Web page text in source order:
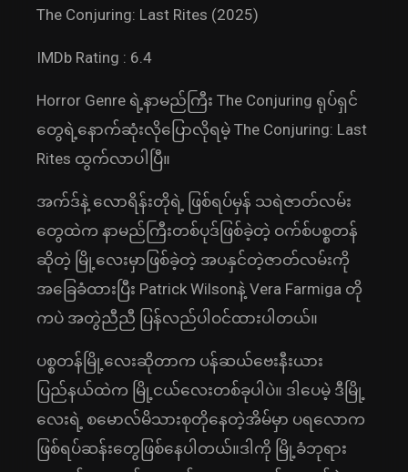
The Conjuring: Last Rites (2025)
IMDb Rating : 6.4
Horror Genre ရဲ့နာမည်ကြီး The Conjuring ရုပ်ရှင်
တွေရဲ့နောက်ဆုံးလိုပြောလိုရမဲ့ The Conjuring: Last
Rites ထွက်လာပါပြီ။
အက်ဒ်နဲ့ လောရိန်းတိုရဲ့ ဖြစ်ရပ်မှန် သရဲဇာတ်လမ်း
တွေထဲက နာမည်ကြီးတစ်ပုဒ်ဖြစ်ခဲ့တဲ့ ဝက်စ်ပစ္စတန်
ဆိုတဲ့ မြို့လေးမှာဖြစ်ခဲ့တဲ့ အပနှင်တဲ့ဇာတ်လမ်းကို
အခြေခံထားပြီး Patrick Wilsonနဲ့ Vera Farmiga တို
ကပဲ အတွဲညီညီ ပြန်လည်ပါဝင်ထားပါတယ်။
ပစ္စတန်မြို့လေးဆိုတာက ပန်ဆယ်ဗေးနီးယား
ပြည်နယ်ထဲက မြို့ငယ်လေးတစ်ခုပါပဲ။ ဒါပေမဲ့ ဒီမြို့
လေးရဲ့ စမောလ်မိသားစုတိုနေတဲ့အိမ်မှာ ပရလောက
ဖြစ်ရပ်ဆန်းတွေဖြစ်နေပါတယ်။ဒါကို မြို့ခံဘုရား